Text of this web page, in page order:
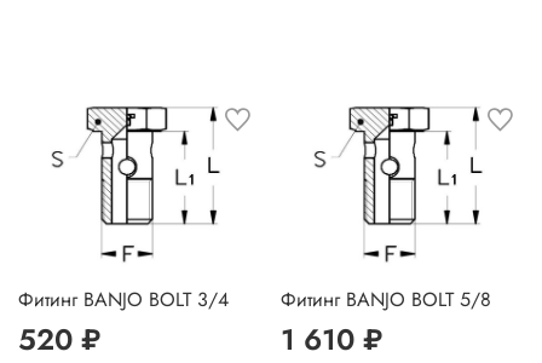
Фитинг BANJO BOLT 3/4
520 ₽
Фитинг BANJO BOLT 5/8
1 610 ₽